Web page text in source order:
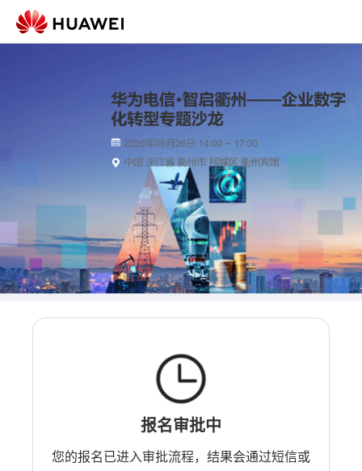
报名审批中
您的报名已进入审批流程，结果会通过短信或